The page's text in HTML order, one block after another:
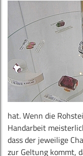
hat. Wenn die
Handarbeit
dass der jeweilige
zur Geltung kommt,